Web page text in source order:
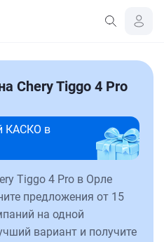
Chery Tiggo 4 Pro
КАСКО в
Tiggo 4 Pro в Орле
предложения от 15
на одной
вариант и получите